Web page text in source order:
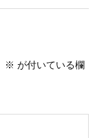
※ が付いている欄